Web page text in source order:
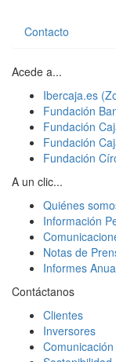
Contacto
Acede a...
Ibercaja.es
Fundación
Fundación
Fundación
Fundación
A un clic...
Quiénes
Información
Notas de
Informes
Contáctanos
Clientes
Inversores
Comunicación